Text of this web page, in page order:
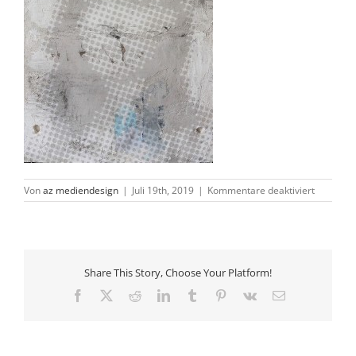
Vonaz mediendesign | Juli 19th, 2019 | Kommentare deaktiviertfür
r1-
Share This Story, Choose Your Platform!
Facebook RedditLinkedInTumblr Pinterest
Vk
E-